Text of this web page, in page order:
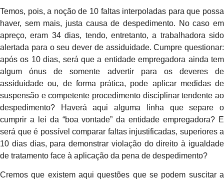
Temos, pois, a noção de 10 faltas interpoladas para que possa
haver, sem mais, justa causa de despedimento. No caso em
apreço, eram 34 dias, tendo, entretanto, a trabalhadora sido
alertada para o seu dever de assiduidade. Cumpre questionar:
após os 10 dias, será que a entidade empregadora ainda tem
algum ónus de somente advertir para os deveres de
assiduidade ou, de forma prática, pode aplicar medidas de
suspensão e competente procedimento disciplinar tendente ao
despedimento? Haverá aqui alguma linha que separe o
cumprir a lei da “boa vontade” da entidade empregadora? E
será que é possível comparar faltas injustificadas, superiores a
10 dias dias, para demonstrar violação do direito à igualdade
de tratamento face à aplicação da pena de despedimento?
Cremos que existem aqui questões que se podem suscitar a